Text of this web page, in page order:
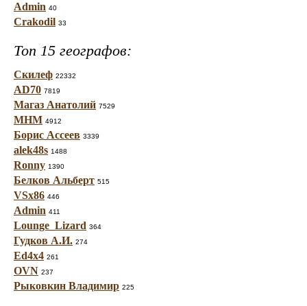
Admin 40
Crakodil 33
Топ 15 географов:
Скилеф 22332
AD70 7819
Магаз Анатолий 7529
МНМ 4912
Борис Ассеев 3339
alek48s 1488
Ronny 1390
Белков Альберт 515
VSx86 446
Admin 411
Lounge_Lizard 364
Гудков А.И. 274
Ed4x4 261
OVN 237
Рыковкин Владимир 225